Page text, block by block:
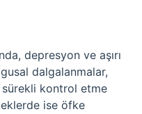
depresyon ve aşırı
dalgalanmalar,
kontrol etme
ise öfke